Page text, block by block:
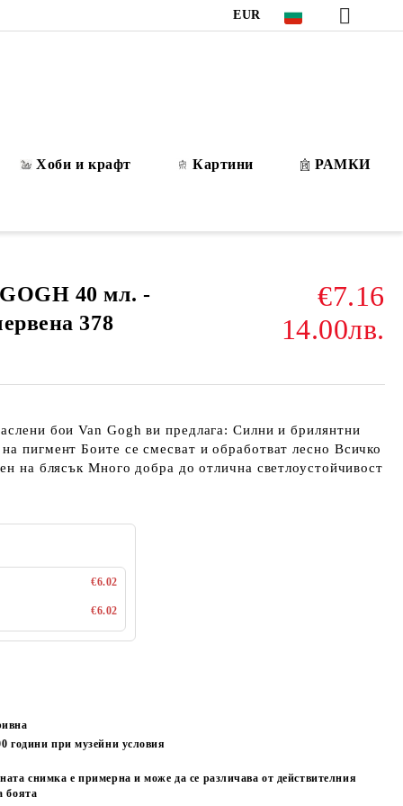
EUR
Хоби и крафт Картини РАМКИ
40 мл. -
378
€7.16
14.00лв.
бои Van Gogh ви предлага: Силни и брилянтни
пигмент Боите се смесват и обработват лесно Всичко
на блясък Много добра до отлична светлоустойчивост
€6.02
€6.02
години при музейни условия
снимка е примерна и може да се различава от действителния
боята